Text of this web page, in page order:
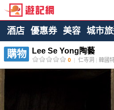
酒店 優惠券 美容 城市
購物 Lee Se Yong陶藝
0 | 仁寺洞 | 韓國